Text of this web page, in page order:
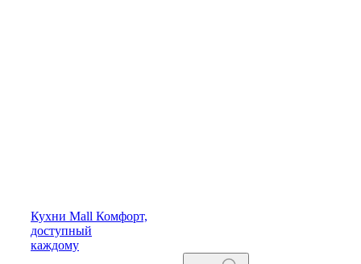
Кухни Mall Комфорт,
доступный
каждому